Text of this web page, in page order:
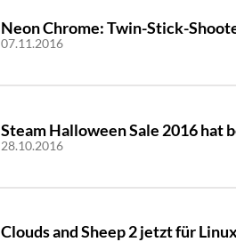
Neon Chrome: Twin-Stick-
07.11.2016
Steam Halloween Sale 2016 hat
28.10.2016
Clouds and Sheep 2 jetzt für